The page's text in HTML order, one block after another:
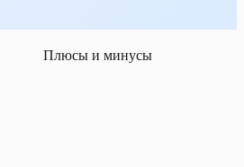
Плюсы и минусы